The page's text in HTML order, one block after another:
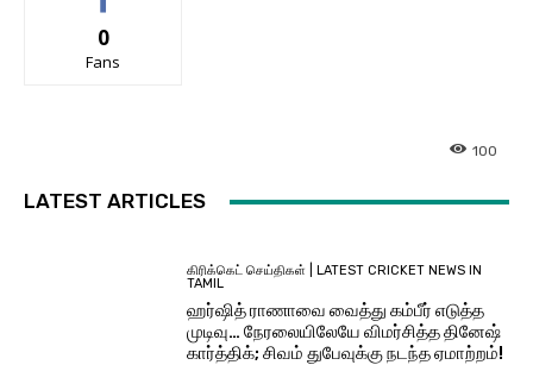
0
Fans
100
LATEST ARTICLES
கிரிக்கெட் செய்திகள் | LATEST CRICKET NEWS IN
TAMIL
ஹர்ஷித் ராணாவை வைத்து கம்பீர் எடுத்த
முடிவு… நேரலையிலேயே விமர்சித்த தினேஷ்
கார்த்திக்; சிவம் துபேவுக்கு நடந்த ஏமாற்றம்!